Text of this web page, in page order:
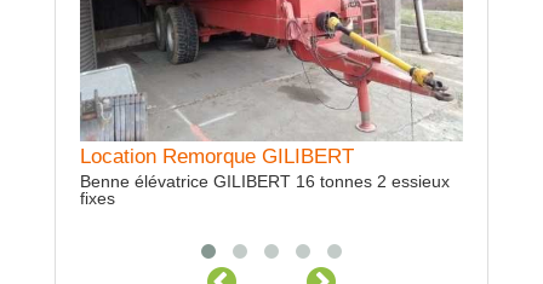
Location Remorque GILIBERT
Benne élévatrice GILIBERT 16 tonnes 2 essieux
fixes
Prestation semis
Avec semoir pour semis simplifié Largeur 4M